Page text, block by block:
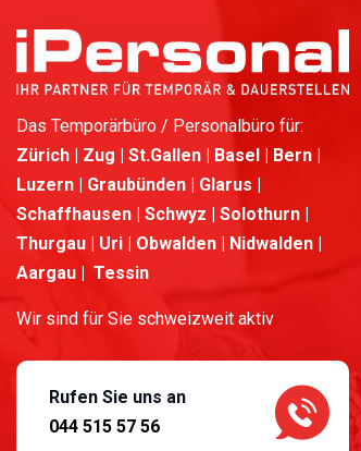
Das Temporärbüro / Personalbüro für:
Zürich | Zug | St.Gallen | Basel | Bern |
Luzern | Graubünden | Glarus |
Schaffhausen | Schwyz | Solothurn |
Thurgau | Uri | Obwalden | Nidwalden |
Aargau | Tessin
Wir sind für Sie schweizweit aktiv
Rufen Sie uns an
044 515 57 56